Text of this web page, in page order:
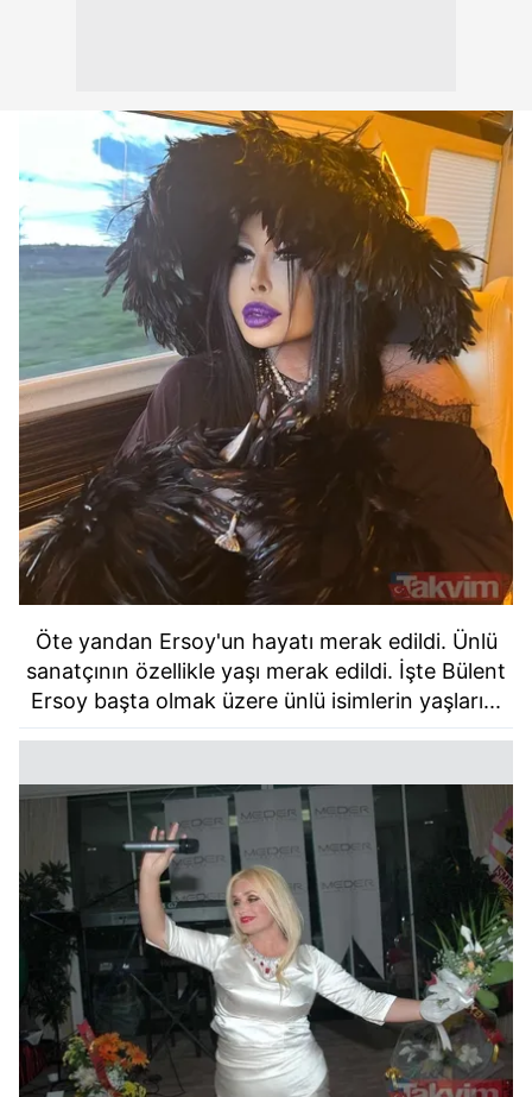
Öte yandan Ersoy'un hayatı merak edildi. Ünlü
sanatçının özellikle yaşı merak edildi. İşte Bülent
Ersoy başta olmak üzere ünlü isimlerin yaşları...